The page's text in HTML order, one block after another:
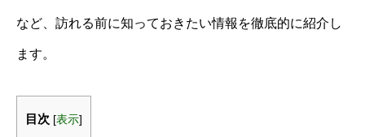
など、訪れる前に知っておきたい情報を徹底的に紹介し
ます。
目次 [表示]